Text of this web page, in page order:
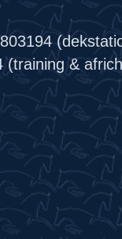
(training &